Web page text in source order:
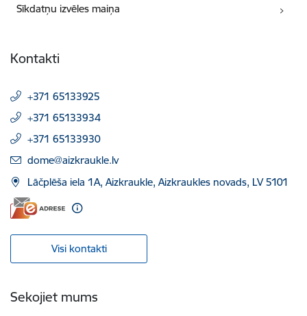
Sīkdatņu izvēles maiņa
Kontakti
+371 65133925
+371 65133934
+371 65133930
E-pasts:
dome@aizkraukle.lv
Lāčplēša iela 1A, Aizkraukle, Aizkraukles novads, LV 5101
Visi kontakti
Sekojiet mums